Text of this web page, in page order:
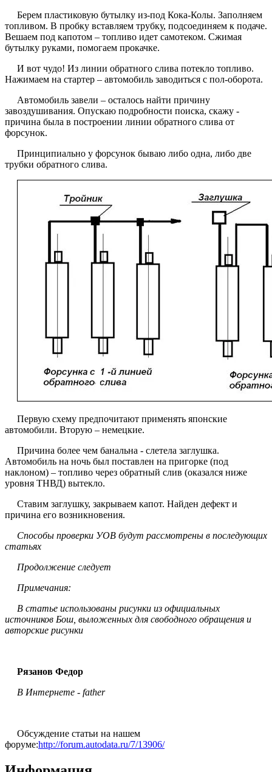
Берем пластиковую бутылку из-под Кока-Колы. Заполняем
топливом. В пробку вставляем трубку, подсоединяем к подаче.
Вешаем под капотом – топливо идет самотеком. Сжимая
бутылку руками, помогаем прокачке.
И вот чудо! Из линии обратного слива потекло топливо.
Нажимаем на стартер – автомобиль заводиться с пол-оборота.
Автомобиль завели – осталось найти причину
завоздушивания. Опускаю подробности поиска, скажу -
причина была в построении линии обратного слива от
форсунок.
Принципиально у форсунок бываю либо одна, либо две
трубки обратного слива.
Первую схему предпочитают применять японские
автомобили. Вторую – немецкие.
Причина более чем банальна - слетела заглушка.
Автомобиль на ночь был поставлен на пригорке (под
наклоном) – топливо через обратный слив (оказался ниже
уровня ТНВД) вытекло.
Ставим заглушку, закрываем капот. Найден дефект и
причина его возникновения.
Способы проверки УОВ будут рассмотрены в последующих
статьях
Продолжение следует
Примечания:
В статье использованы рисунки из официальных
источников Бош, выложенных для свободного обращения и
авторские рисунки
Рязанов Федор
В Интернете - father
Обсуждение статьи на нашем
форуме:http://forum.autodata.ru/7/13906/